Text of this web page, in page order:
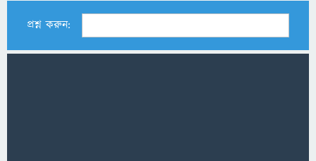
প্রশ্ন করুন: